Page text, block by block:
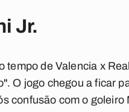
Jr.
tempo de Valencia x
O jogo chegou a ficar
confusão com o goleiro